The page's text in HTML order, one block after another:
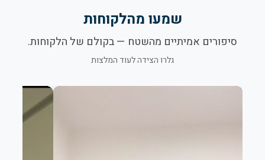
שמעו מהלקוחות
סיפורים אמיתיים מהשטח — בקולם של הלקוחות.